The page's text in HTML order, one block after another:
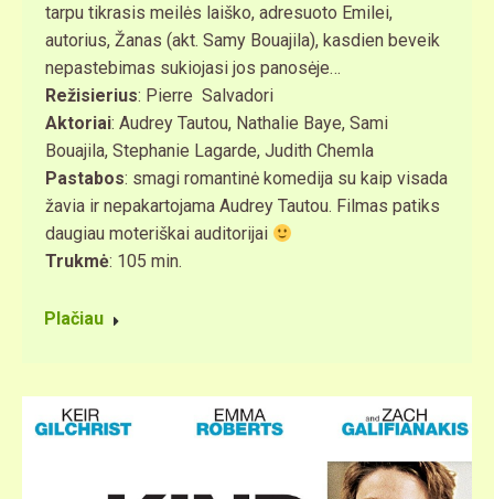
tarpu tikrasis meilės laiško, adresuoto Emilei,
autorius, Žanas (akt. Samy Bouajila), kasdien beveik
nepastebimas sukiojasi jos panosėje…
Režisierius: Pierre Salvadori
Aktoriai: Audrey Tautou, Nathalie Baye, Sami
Bouajila, Stephanie Lagarde, Judith Chemla
Pastabos: smagi romantinė komedija su kaip visada
žavia ir nepakartojama Audrey Tautou. Filmas patiks
daugiau moteriškai auditorijai
Trukmė: 105 min.
Plačiau